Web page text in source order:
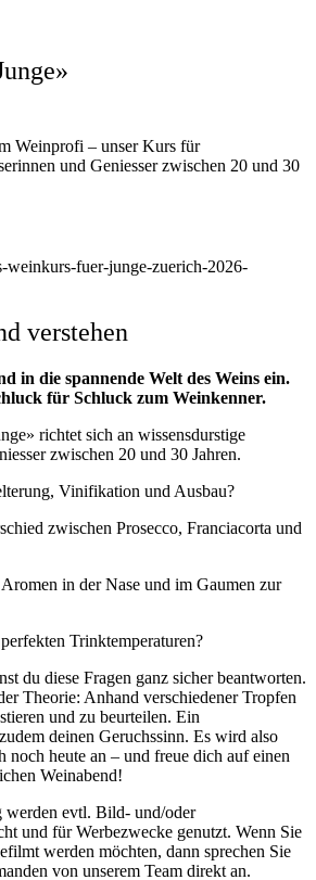
Weinprofi – unser Kurs für
und Geniesser zwischen 20 und 30
verstehen
in die spannende Welt des Weins ein.
für Schluck zum Weinkenner.
richtet sich an wissensdurstige
zwischen 20 und 30 Jahren.
Vinifikation und Ausbau?
zwischen Prosecco, Franciacorta und
in der Nase und im Gaumen zur
Trinktemperaturen?
du diese Fragen ganz sicher beantworten.
Theorie: Anhand verschiedener Tropfen
und zu beurteilen. Ein
deinen Geruchssinn. Es wird also
heute an – und freue dich auf einen
Weinabend!
werden evtl. Bild- und/oder
und für Werbezwecke genutzt. Wenn Sie
werden möchten, dann sprechen Sie
von unserem Team direkt an.